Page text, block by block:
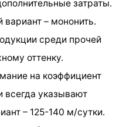
затраты.
– мононить.
среди прочей
оттенку.
на коэффициент
всегда указывают
– 125-140 м/сутки.